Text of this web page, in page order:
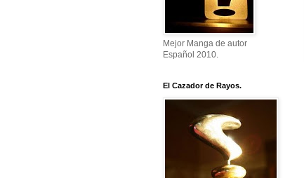
Mejor Manga de autor
Español 2010.
El Cazador de Rayos.